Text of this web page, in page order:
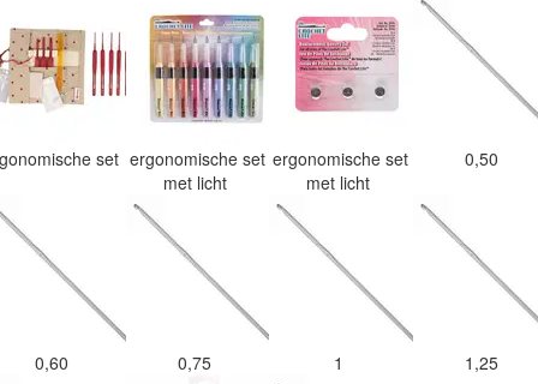
set ergonomische set
met licht
ergonomische set
met licht
0,50
0,60 0,75 1 1,25